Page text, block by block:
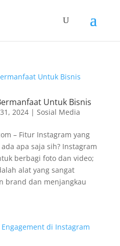
Untuk Bisnis
2024| Sosial Media
– Fitur Instagram yang
apa saja sih? Instagram
berbagi foto dan video;
alat yang sangat
brand dan menjangkau